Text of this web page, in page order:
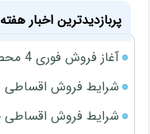
پربازدیدترین اخبار هفته
آغاز فروش فوری 4 محصول ایران خودرو در نمایندگی‌ها
شرایط فروش اقساطی KMC SR6 کرمان موتور اعلام شد
شرایط فروش اقساطی JAC J4 (مرداد 1405)